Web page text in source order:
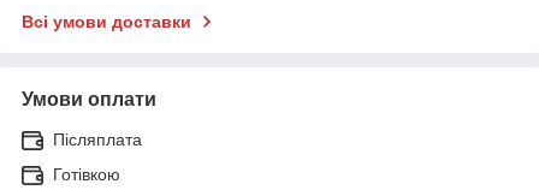
Всі умови доставки
Умови оплати
Післяплата
Готівкою